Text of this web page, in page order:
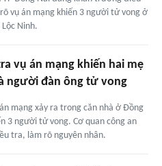
vụ án mạng khiến 3 người tử vong ở
Ninh.
vụ án mạng khiến hai mẹ
người đàn ông tử vong
mạng xảy ra trong căn nhà ở Đồng
3 người tử vong. Cơ quan công an
tra, làm rõ nguyên nhân.